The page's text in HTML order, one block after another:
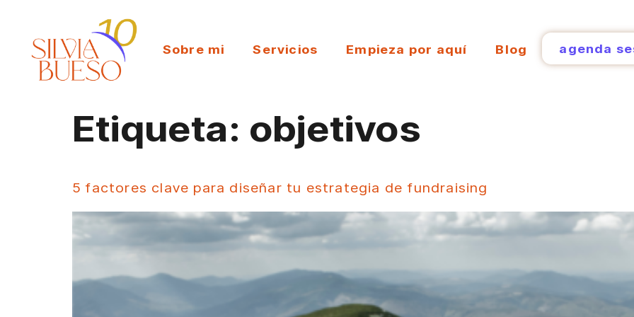
Sobre mi Servicios Empieza por aquí Blog agenda
Etiqueta: objetivos
5 factores clave para diseñar tu estrategia de fundraising